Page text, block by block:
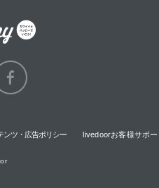
ンツ・広告ポリシー livedoorお客様サポ